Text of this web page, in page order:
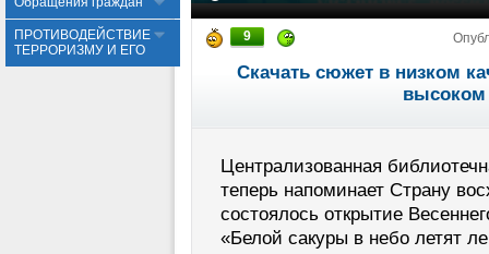
ПРОТИВОДЕЙСТВИЕ
ТЕРРОРИЗМУ И ЕГО
9
Скачать сюжет в низком
высоком
Централизованная
теперь напоминает Страну
состоялось открытие
«Белой сакуры в небо летят